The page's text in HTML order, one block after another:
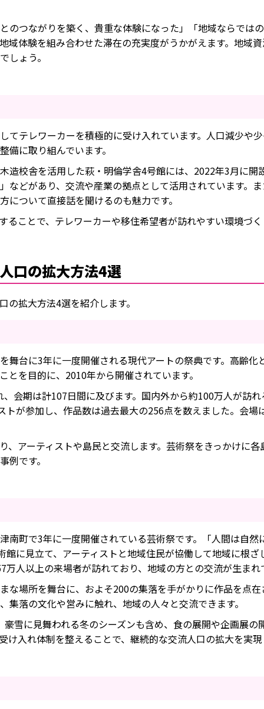
のつながりを築く、貴重な体験になった」「地域ならでは
域体験を組み合わせた滞在の充実度がうかがえます。地域
しょう。
てテレワーカーを積極的に受け入れています。人口減少や
に取り組んでいます。
造校舎を活用した萩・明倫学舎4号館には、2022年3月に開
などがあり、交流や産業の拠点として活用されています。
ついて直接話を聞けるのも魅力です。
ることで、テレワーカーや移住希望者が訪れやすい環境づ
口の拡大方法4選
拡大方法4選を紹介します。
舞台に3年に一度開催される現代アートの祭典です。高齢
を目的に、2010年から開催されています。
会期は計107日間に及びます。国内外から約100万人が訪
トが参加し、作品数は過去最大の256点を数えました。会
、アーティストや島民と交流します。芸術祭をきっかけに
例です。
南町で3年に一度開催されている芸術祭です。「人間は自
に見立て、アーティストと地域住民が協働して地域に根
人以上の来場者が訪れており、地域の方との交流が生まれ
な場所を舞台に、およそ200の集落を手がかりに作品を点
落の文化や営みに触れ、地域の人々と交流できます。
雪に見舞われる冬のシーズンも含め、食の展開や企画展
け入れ体制を整えることで、継続的な交流人口の拡大を実